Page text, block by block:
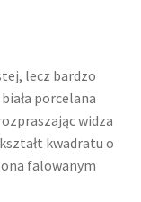
lecz bardzo
porcelana
widza
kwadratu o
falowanym